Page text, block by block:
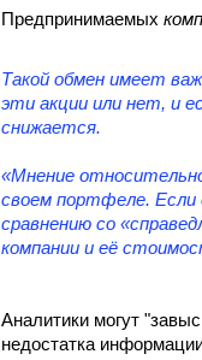
Предпринимаемых
Такой обмен имеет
эти акции или нет, и
снижается.
«Мнение
своем портфеле. Если
сравнению со
компании и её
Аналитики могут
недостатка